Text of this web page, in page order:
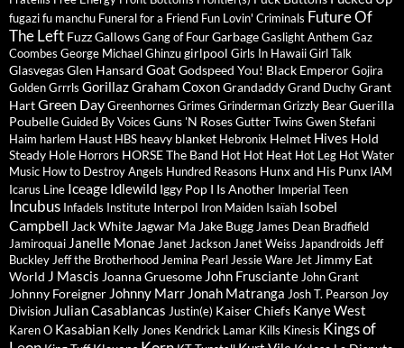
fugazifu manchu Funeral for a Friend Fun Lovin' Criminals Future Of
The Left FuzzGallowsGang of FourGarbageGaslight Anthem Gaz
Coombes George MichaelGhinzugirlpool Girls In HawaiiGirl Talk
GlasvegasGlen Hansard Goat Godspeed You! Black EmperorGojira
Golden Grrrls GorillazGraham CoxonGrandaddyGrand DuchyGrant
HartGreen DayGreenhornes Grimes GrindermanGrizzly BearGuerilla
PoubelleGuided By Voices Guns 'N RosesGutter Twins Gwen Stefani
Haim harlem Haust HBS heavy blanket Hebronix Helmet Hives Hold
Steady Hole Horrors HORSE The Band Hot Hot Heat Hot Leg Hot Water
Music How to Destroy Angels Hundred Reasons Hunx and His Punx IAM
Icarus Line Iceage Idlewild Iggy Pop I Is Another Imperial Teen
Incubus Infadels Institute Interpol Iron Maiden Isaïah Isobel
Campbell Jack White Jagwar Ma Jake Bugg James Dean Bradfield
Jamiroquai Janelle Monae Janet Jackson Janet Weiss Japandroids Jeff
Buckley Jeff the Brotherhood Jemina Pearl Jessie Ware Jet Jimmy Eat
World J Mascis Joanna Gruesome John Frusciante John Grant
Johnny Foreigner Johnny Marr Jonah Matranga Josh T. Pearson Joy
Division Julian Casablancas Justin(e) Kaiser Chiefs Kanye West
Karen O Kasabian Kelly Jones Kendrick Lamar Kills Kinesis Kings of